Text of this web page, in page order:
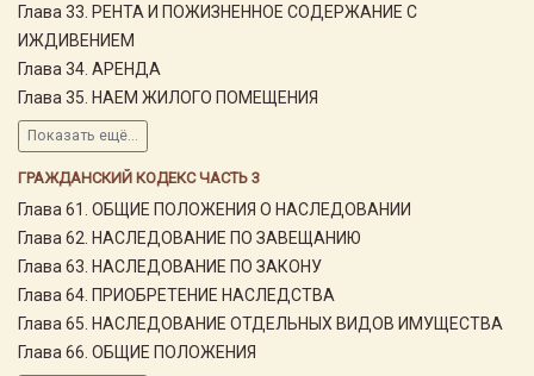
Глава 33. РЕНТА И ПОЖИЗНЕННОЕ СОДЕРЖАНИЕ С
ИЖДИВЕНИЕМ
Глава 34. АРЕНДА
Глава 35. НАЕМ ЖИЛОГО ПОМЕЩЕНИЯ
Показать ещё...
ГРАЖДАНСКИЙ КОДЕКС ЧАСТЬ 3
Глава 61. ОБЩИЕ ПОЛОЖЕНИЯ О НАСЛЕДОВАНИИ
Глава 62. НАСЛЕДОВАНИЕ ПО ЗАВЕЩАНИЮ
Глава 63. НАСЛЕДОВАНИЕ ПО ЗАКОНУ
Глава 64. ПРИОБРЕТЕНИЕ НАСЛЕДСТВА
Глава 65. НАСЛЕДОВАНИЕ ОТДЕЛЬНЫХ ВИДОВ ИМУЩЕСТВА
Глава 66. ОБЩИЕ ПОЛОЖЕНИЯ